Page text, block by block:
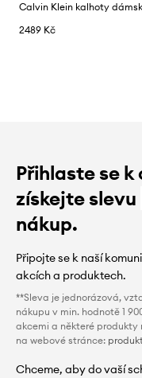
2489 Kč
Přihlaste se
získejte slevu
nákup.
Připojte se k naší
akcích a produktech.
**Sleva je jednorázová,
nákupu v min. hodnotě 1
akcemi a některé produkty
na webové stránce:
Chceme, aby do vaší